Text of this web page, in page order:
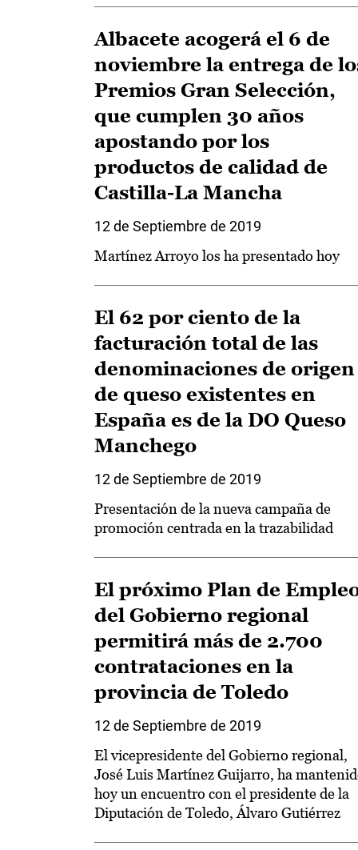
Albacete acogerá el 6 de
noviembre la entrega de
Premios Gran Selección,
que cumplen 30 años
apostando por los
productos de calidad de
Castilla-La Mancha
12 de Septiembre de 2019
Martínez Arroyo los ha presentado hoy
El 62 por ciento de la
facturación total de las
denominaciones de origen
de queso existentes en
España es de la DO Queso
Manchego
12 de Septiembre de 2019
Presentación de la nueva campaña de
promoción centrada en la trazabilidad
El próximo Plan de
del Gobierno regional
permitirá más de 2.700
contrataciones en la
provincia de Toledo
12 de Septiembre de 2019
El vicepresidente del Gobierno regional,
José Luis Martínez Guijarro, ha
hoy un encuentro con el presidente de la
Diputación de Toledo, Álvaro Gutiérrez